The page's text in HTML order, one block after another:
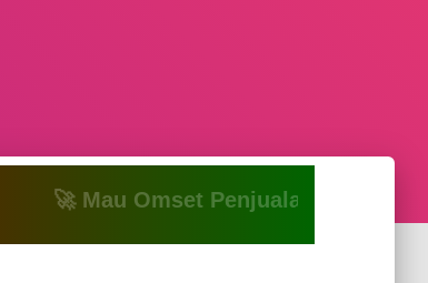
Mau Omset Penjualan Naik? Atau